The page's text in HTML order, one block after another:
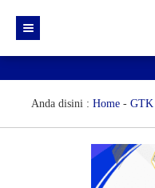
Berita
Data Guru
Anda disini : Home - GTK